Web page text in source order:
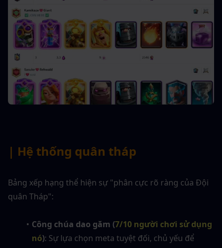
| Hệ thống quân tháp
Bảng xếp hạng thể hiện sự "phân cực rõ ràng của Đội
quân Tháp":
Công chúa dao găm (7/10 người chơi sử dụng
nó): Sự lựa chọn meta tuyệt đối, chủ yếu để